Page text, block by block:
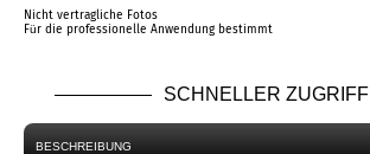
Nicht vertragliche Fotos
Für die professionelle Anwendung bestimmt
SCHNELLER ZUGRIFF
BESCHREIBUNG